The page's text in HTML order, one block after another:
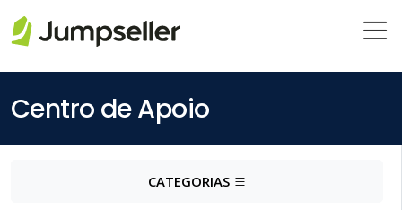
Centro de Apoio
CATEGORIAS